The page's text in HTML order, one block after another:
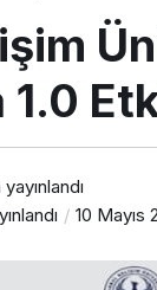
10 Mayıs